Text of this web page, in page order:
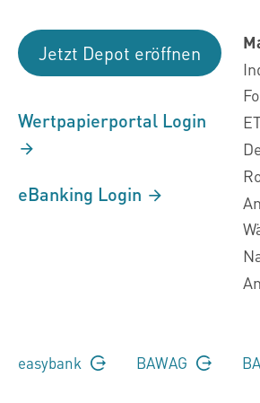
Jetzt Depot eröffnen
Wertpapierportal Login
eBanking Login
easybank BAWAG